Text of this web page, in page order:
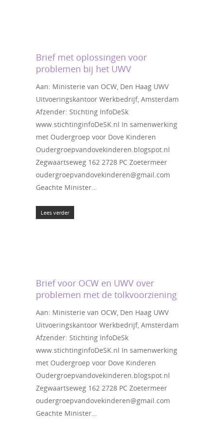
Brief met oplossingen voor
problemen bij het UWV
Aan: Ministerie van OCW, Den Haag UWV
Uitvoeringskantoor Werkbedrijf, Amsterdam
Afzender: Stichting InfoDeSk
www.stichtinginfoDeSK.nl In samenwerking
met Oudergroep voor Dove Kinderen
Oudergroepvandovekinderen.blogspot.nl
Zegwaartseweg 162 2728 PC Zoetermeer
oudergroepvandovekinderen@gmail.com
Geachte Minister…
Lees verder
Brief voor OCW en UWV over
problemen met de tolkvoorziening
Aan: Ministerie van OCW, Den Haag UWV
Uitvoeringskantoor Werkbedrijf, Amsterdam
Afzender: Stichting InfoDeSk
www.stichtinginfoDeSK.nl In samenwerking
met Oudergroep voor Dove Kinderen
Oudergroepvandovekinderen.blogspot.nl
Zegwaartseweg 162 2728 PC Zoetermeer
oudergroepvandovekinderen@gmail.com
Geachte Minister…